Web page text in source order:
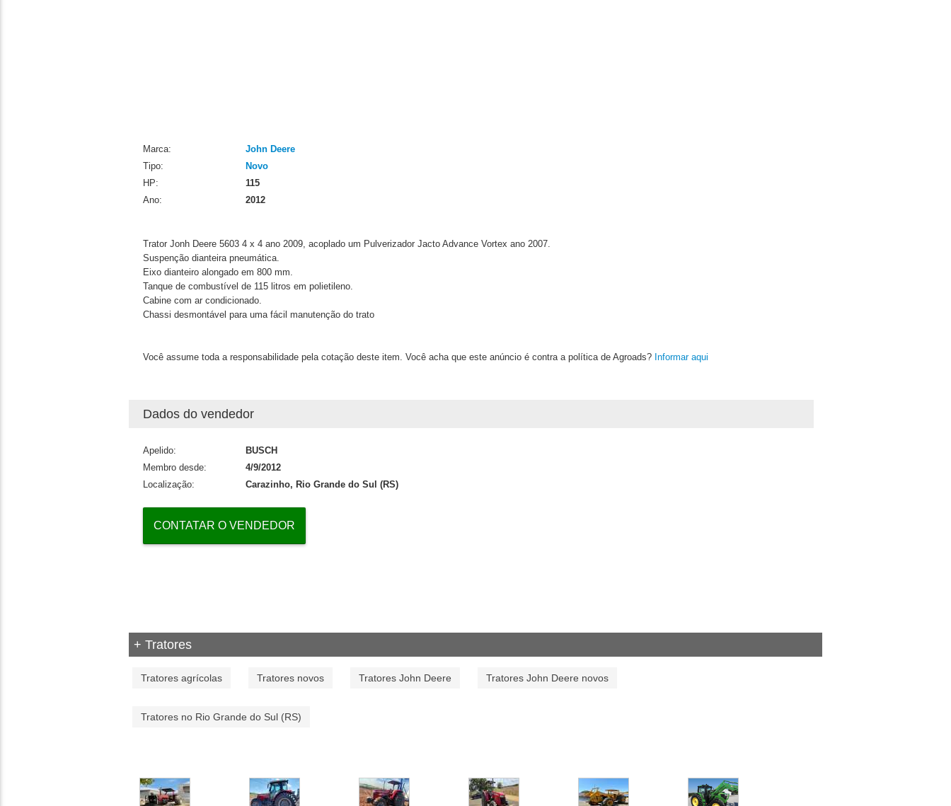
Marca:
John Deere
Tipo:
Novo
HP:
115
Ano:
2012
Trator Jonh Deere 5603 4 x 4 ano 2009, acoplado um Pulverizador Jacto Advance Vortex ano 2007.
Suspenção dianteira pneumática.
Eixo dianteiro alongado em 800 mm.
Tanque de combustível de 115 litros em polietileno.
Cabine com ar condicionado.
Chassi desmontável para uma fácil manutenção do trato
Você assume toda a responsabilidade pela cotação deste item. Você acha que este anúncio é contra a política de Agroads? Informar aqui
Dados do vendedor
Apelido:
BUSCH
Membro desde:
4/9/2012
Localização:
Carazinho, Rio Grande do Sul (RS)
CONTATAR O VENDEDOR
+ Tratores
Tratores agrícolas Tratores novos Tratores John Deere Tratores John Deere novos
Tratores no Rio Grande do Sul (RS)